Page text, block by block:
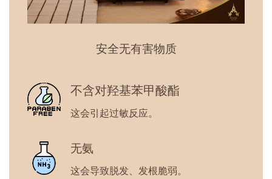
安全无有害物质
不含对羟基苯甲酸酯
这会引起过敏反应。
无氨
这会导致脱发、发根脆弱。